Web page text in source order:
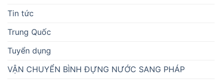
Tin tức
Trung Quốc
Tuyển dụng
VẬN CHUYỂN BÌNH ĐỰNG NƯỚC SANG PHÁP